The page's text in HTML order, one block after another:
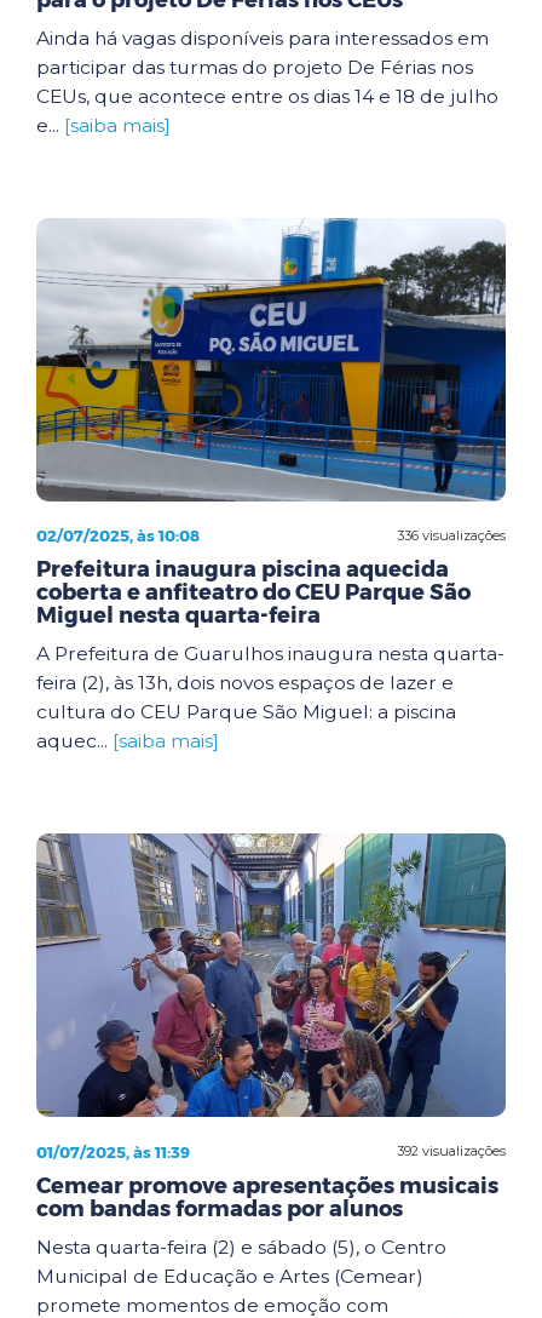
Ainda há vagas disponíveis para interessados em
participar das turmas do projeto De Férias nos
CEUs, que acontece entre os dias 14 e 18 de julho
e... [saiba mais]
336 visualizações
02/07/2025, às 10:08
Prefeitura inaugura piscina aquecida
coberta e anfiteatro do CEU Parque São
Miguel nesta quarta-feira
A Prefeitura de Guarulhos inaugura nesta quarta-
feira (2), às 13h, dois novos espaços de lazer e
cultura do CEU Parque São Miguel: a piscina
aquec... [saiba mais]
392 visualizações
01/07/2025, às 11:39
Cemear promove apresentações musicais
com bandas formadas por alunos
Nesta quarta-feira (2) e sábado (5), o Centro
Municipal de Educação e Artes (Cemear)
promete momentos de emoção com